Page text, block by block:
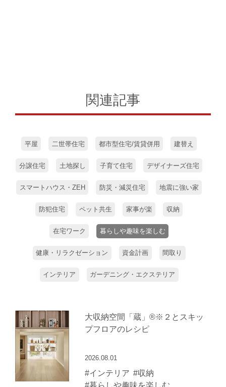
関連記事
平屋 二世帯住宅 都市型住宅/賃貸併用 建替え
分譲住宅 土地探し 子育て住宅 デザイナーズ住宅
スマートハウス・ZEH 防災・減災住宅 地震に強い家
防犯住宅 ペット共生 家事が楽 収納
在宅ワーク 暮らしや趣味を楽しむ
健康・リラクゼーション 資金計画 間取り
インテリア ガーデニング・エクステリア
大収納空間「蔵」®※２とスキッ
プフロアのレシピ
2026.08.01
#インテリア #収納
#暮らしや趣味を楽しむ